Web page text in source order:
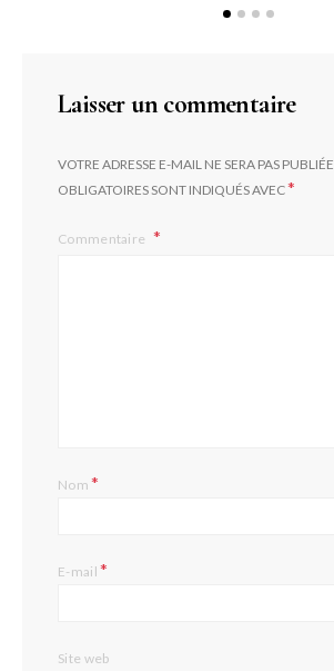
Laisser un commentaire
VOTRE ADRESSE E-MAIL NE SERA PAS PUBLIÉE.
OBLIGATOIRES SONT INDIQUÉS AVEC*
Commentaire
Nom*
E-mail*
Site web